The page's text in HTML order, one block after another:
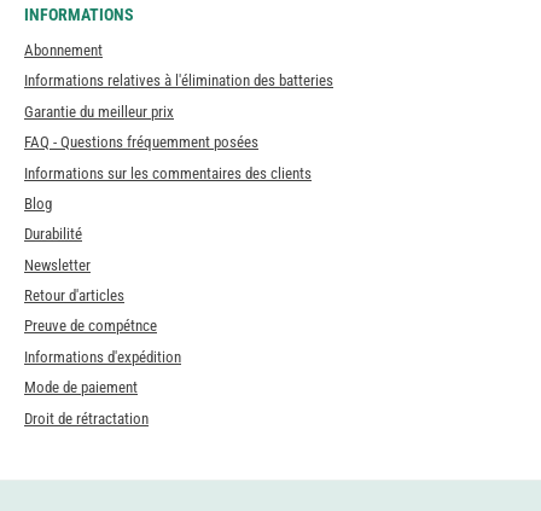
INFORMATIONS
Abonnement
Informations relatives à l'élimination des batteries
Garantie du meilleur prix
FAQ - Questions fréquemment posées
Informations sur les commentaires des clients
Blog
Durabilité
Newsletter
Retour d'articles
Preuve de compétnce
Informations d'expédition
Mode de paiement
Droit de rétractation